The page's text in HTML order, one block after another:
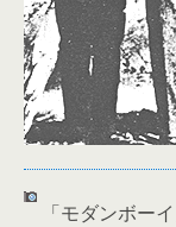
「モダンボーイ